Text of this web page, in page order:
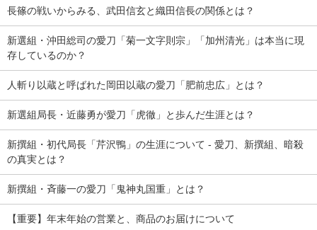
長篠の戦いからみる、武田信玄と織田信長の関係とは？
新選組・沖田総司の愛刀「菊一文字則宗」「加州清光」は本当に現
存しているのか？
人斬り以蔵と呼ばれた岡田以蔵の愛刀「肥前忠広」とは？
新選組局長・近藤勇が愛刀「虎徹」と歩んだ生涯とは？
新撰組・初代局長「芹沢鴨」の生涯について - 愛刀、新撰組、暗殺
の真実とは？
新撰組・斉藤一の愛刀「鬼神丸国重」とは？
【重要】年末年始の営業と、商品のお届けについて